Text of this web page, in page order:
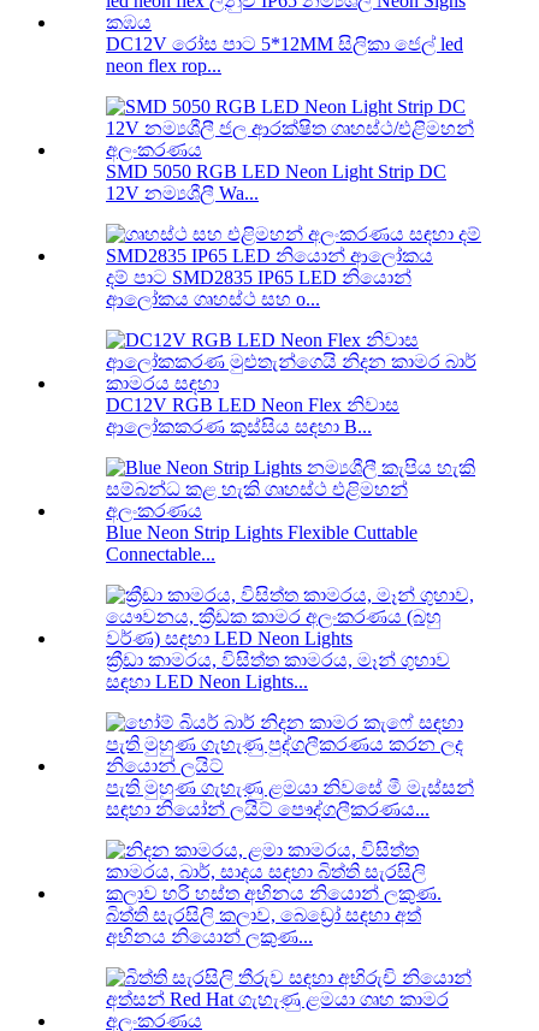
DC12V රෝස පාට 5*12MM සිලිකා ජෙල් led
neon flex rop...
SMD 5050 RGB LED Neon Light Strip DC
12V නම්‍යශීලී Wa...
දම් පාට SMD2835 IP65 LED නියොන්
ආලෝකය ගෘහස්ථ සහ o...
DC12V RGB LED Neon Flex නිවාස
ආලෝකකරණ කුස්සිය සඳහා B...
Blue Neon Strip Lights Flexible Cuttable
Connectable...
ක්‍රීඩා කාමරය, විසිත්ත කාමරය, මෑන් ගුහාව
සඳහා LED Neon Lights...
පැති මුහුණ ගැහැණු ළමයා නිවසේ මී මැස්සන්
සඳහා නියෝන් ලයිට් පෞද්ගලීකරණය...
බිත්ති සැරසිලි කලාව, බෙඩ්‍රෝ සඳහා අත්
අභිනය නියොන් ලකුණ...